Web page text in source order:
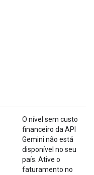
O nível sem custo
financeiro da API
Gemini não está
disponível no seu
país. Ative o
faturamento no